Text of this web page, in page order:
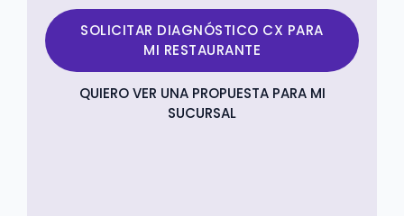
SOLICITAR DIAGNÓSTICO CX PARA
MI RESTAURANTE
QUIERO VER UNA PROPUESTA PARA MI
SUCURSAL